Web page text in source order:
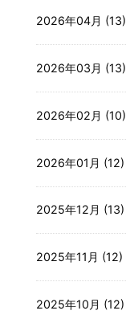
2026年04月 (13)
2026年03月 (13)
2026年02月 (10)
2026年01月 (12)
2025年12月 (13)
2025年11月 (12)
2025年10月 (12)